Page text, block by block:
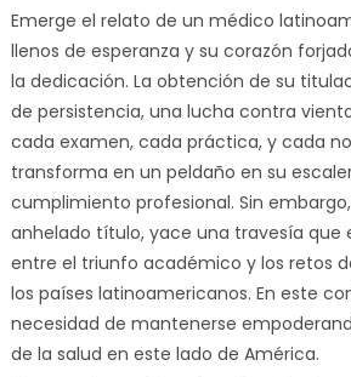
Emerge el relato de un médico
llenos de esperanza y su corazón
la dedicación. La obtención de su
de persistencia, una lucha contra
cada examen, cada práctica, y cada
transforma en un peldaño en su
cumplimiento profesional. Sin
anhelado título, yace una travesía que
entre el triunfo académico y los retos
los países latinoamericanos. En este
necesidad de mantenerse
de la salud en este lado de América.